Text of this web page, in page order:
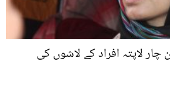
چار لاپتہ افراد کے لاشوں کی